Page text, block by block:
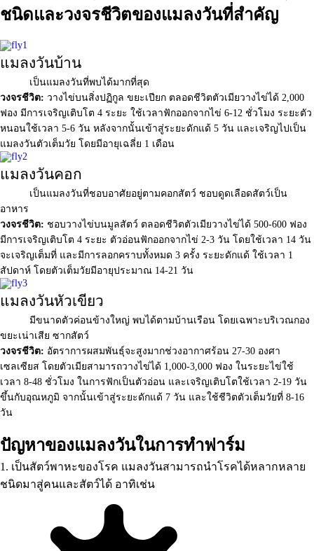
ชนิดและวงจรชีวิตของแมลงวันที่สำคัญ
แมลงวันบ้าน
เป็นแมลงวันที่พบได้มากที่สุด
วงจรชีวิต: วางไข่บนสิ่งปฏิกูล ขยะเปียก ตลอดชีวิตตัวเมียวางไข่ได้ 2,000
ฟอง มีการเจริญเติบโต 4 ระยะ ใช้เวลาฟักออกจากไข่ 6-12 ชั่วโมง ระยะตัว
หนอนใช้เวลา 5-6 วัน หลังจากนั้นเข้าสู่ระยะดักแด้ 5 วัน และเจริญไปเป็น
แมลงวันตัวเต็มวัย โดยมีอายุเฉลี่ย 1 เดือน
แมลงวันคอก
เป็นแมลงวันที่ชอบอาศัยอยู่ตามคอกสัตว์ ชอบดูดเลือดสัตว์เป็น
อาหาร
วงจรชีวิต: ชอบวางไข่บนมูลสัตว์ ตลอดชีวิตตัวเมียวางไข่ได้ 500-600 ฟอง
มีการเจริญเติบโต 4 ระยะ ตัวอ่อนฟักออกจากไข่ 2-3 วัน โดยใช้เวลา 14 วัน
จะเจริญเต็มที่ และมีการลอกคราบทั้งหมด 3 ครั้ง ระยะดักแด้ ใช้เวลา 1
สัปดาห์ โดยตัวเต็มวัยมีอายุประมาณ 14-21 วัน
แมลงวันหัวเขียว
มีขนาดตัวค่อนข้างใหญ่ พบได้ตามบ้านเรือน โดยเฉพาะบริเวณกอง
ขยะเน่าเสีย ซากสัตว์
วงจรชีวิต: อัตราการผสมพันธุ์จะสูงมากช่วงอากาศร้อน 27-30 องศา
เซลเซียส โดยตัวเมียสามารถวางไข่ได้ 1,000-3,000 ฟอง ในระยะไข่ใช้
เวลา 8-48 ชั่วโมง ในการฟักเป็นตัวอ่อน และเจริญเติบโตใช้เวลา 2-19 วัน
ขึ้นกับอุณหภูมิ จากนั้นเข้าสู่ระยะดักแด้ 7 วัน และใช้ชีวิตตัวเต็มวัยที่ 8-16
วัน
ปัญหาของแมลงวันในการทำฟาร์ม
1. เป็นสัตว์พาหะของโรค แมลงวันสามารถนำโรคได้หลากหลาย
ชนิดมาสู่คนและสัตว์ได้ อาทิเช่น